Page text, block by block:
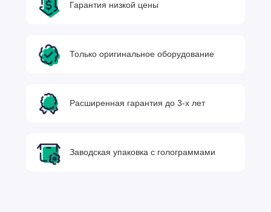
Гарантия низкой цены
Только оригинальное оборудование
Расширенная гарантия до 3-х лет
Заводская упаковка с голограммами